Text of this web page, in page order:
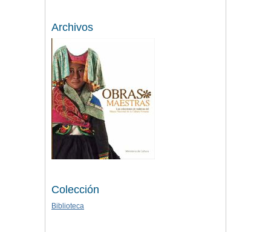
Archivos
Colección
Biblioteca